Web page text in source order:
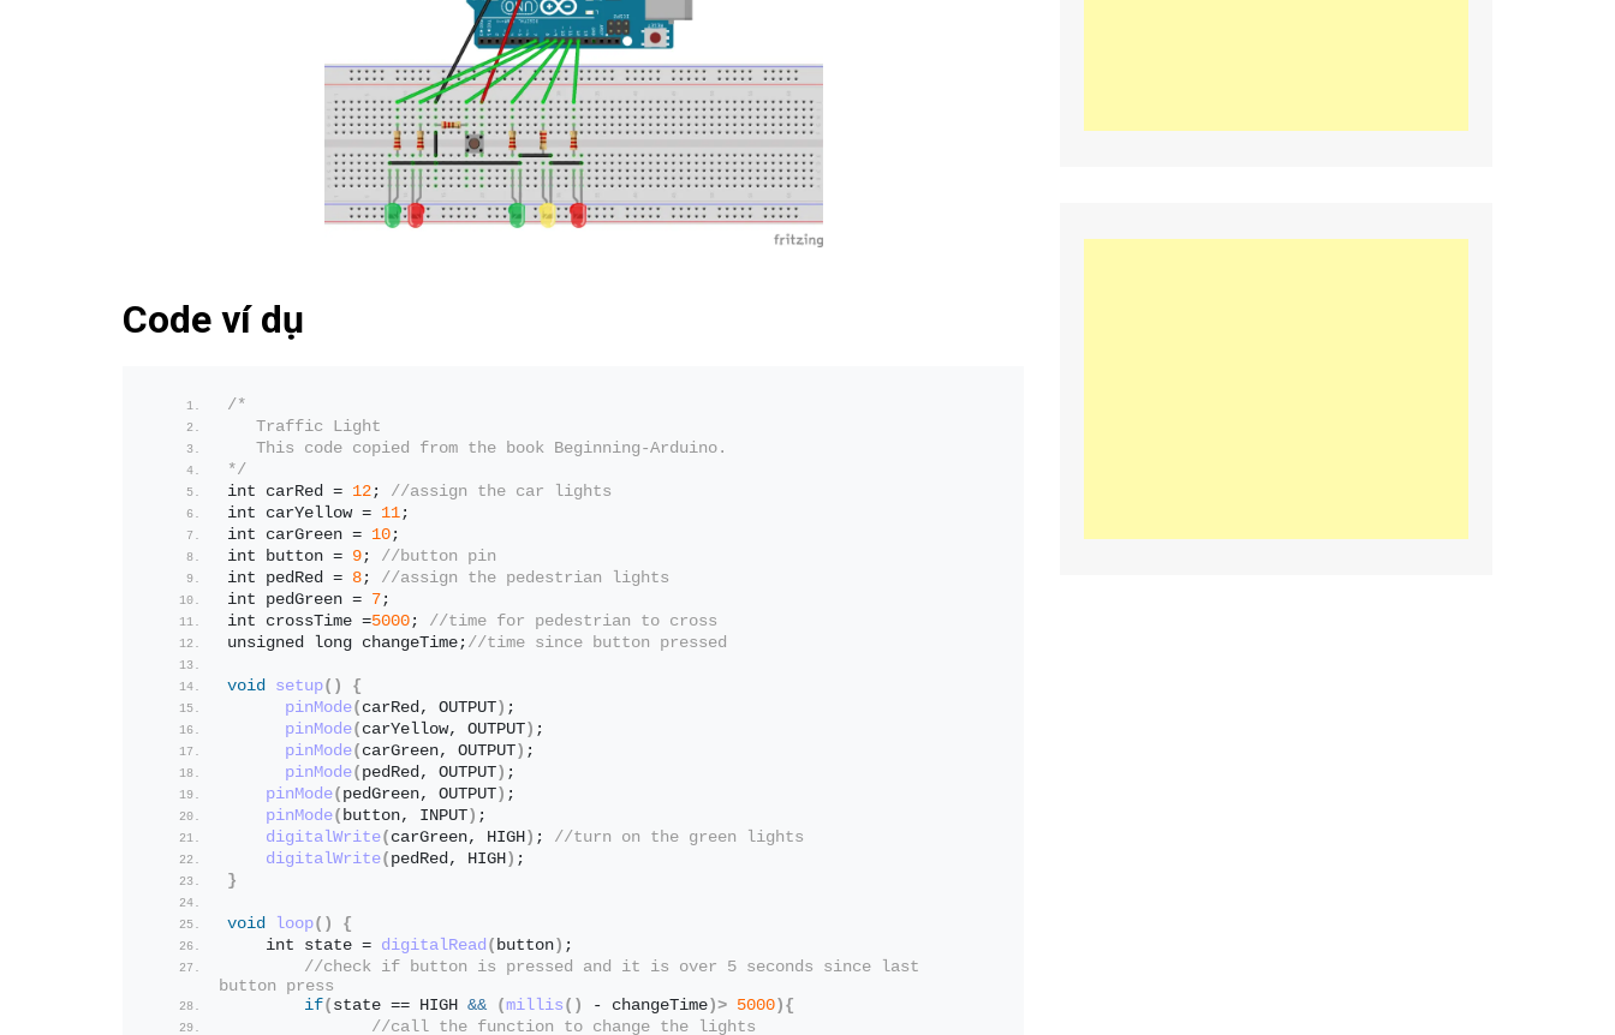
Code ví dụ
/*
   Traffic Light
   This code copied from the book Beginning-Arduino.
*/
int carRed = 12 ; //assign the car lights
int carYellow = 11 ;
int carGreen = 10 ;
int button = 9 ; //button pin
int pedRed = 8 ; //assign the pedestrian lights
int pedGreen = 7 ;
int crossTime =5000 ; //time for pedestrian to cross
unsigned long changeTime; //time since button pressed
void setup()
{
pinMode( carRed, OUTPUT) ;
pinMode( carYellow, OUTPUT) ;
pinMode( carGreen, OUTPUT) ;
pinMode( pedRed, OUTPUT) ;
pinMode( pedGreen, OUTPUT) ;
pinMode( button, INPUT) ;
digitalWrite( carGreen, HIGH) ; //turn on the green lights
digitalWrite( pedRed, HIGH) ;
}
void loop()
{
    int state =
digitalRead ( button) ;
//check if button is pressed and it is over 5 seconds since last
button press
if( state == HIGH && (millis () - changeTime)> 5000){
//call the function to change the lights